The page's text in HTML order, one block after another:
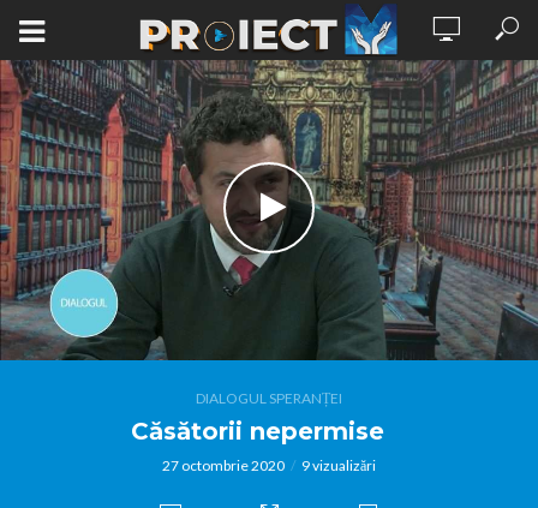
DIALOGUL SPERANȚEI
Căsătorii nepermise
27 octombrie 2020 9 vizualizări